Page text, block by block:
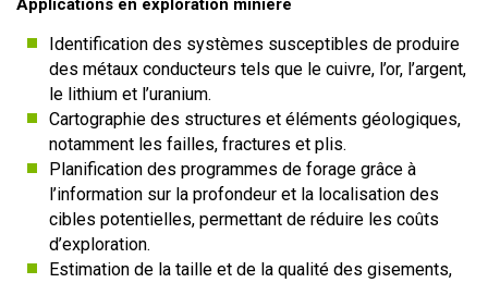
Applications en exploration minière
Identification des systèmes susceptibles de produire
des métaux conducteurs tels que le cuivre, l’or, l’argent,
le lithium et l’uranium.
Cartographie des structures et éléments géologiques,
notamment les failles, fractures et plis.
Planification des programmes de forage grâce à
l’information sur la profondeur et la localisation des
cibles potentielles, permettant de réduire les coûts
d’exploration.
Estimation de la taille et de la qualité des gisements,